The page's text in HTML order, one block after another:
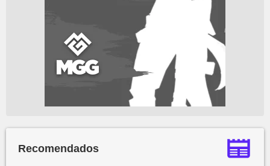
Recomendados